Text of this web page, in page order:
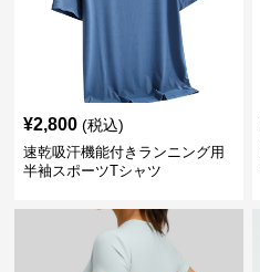
¥2,800 (税込)
速乾吸汗機能付きランニング用
半袖スポーツTシャツ